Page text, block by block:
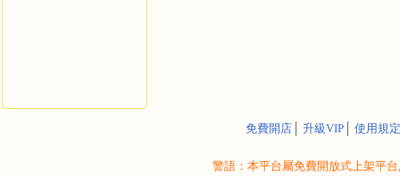
免費開店│ 升級VIP│ 使用規定
警語：本平台屬免費開放式上架平